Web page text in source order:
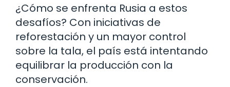
¿Cómo se enfrenta Rusia a estos
desafíos? Con iniciativas de
reforestación y un mayor control
sobre la tala, el país está intentando
equilibrar la producción con la
conservación.